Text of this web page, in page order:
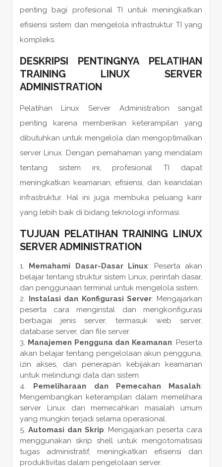
penting bagi profesional TI untuk meningkatkan
efisiensi sistem dan mengelola infrastruktur TI yang
kompleks.
DESKRIPSI PENTINGNYA PELATIHAN
TRAINING LINUX SERVER
ADMINISTRATION
Pelatihan Linux Server Administration sangat
penting karena memberikan keterampilan yang
dibutuhkan untuk mengelola dan mengoptimalkan
server Linux. Dengan pemahaman yang mendalam
tentang sistem ini, profesional TI dapat
meningkatkan keamanan, efisiensi, dan keandalan
infrastruktur. Hal ini juga membuka peluang karir
yang lebih baik di bidang teknologi informasi.
TUJUAN PELATIHAN TRAINING LINUX
SERVER ADMINISTRATION
Memahami Dasar-Dasar Linux: Peserta akan
belajar tentang struktur sistem Linux, perintah dasar,
dan penggunaan terminal untuk mengelola sistem.
Instalasi dan Konfigurasi Server: Mengajarkan
peserta cara menginstal dan mengkonfigurasi
berbagai jenis server, termasuk web server,
database server, dan file server.
Manajemen Pengguna dan Keamanan: Peserta
akan belajar tentang pengelolaan akun pengguna,
izin akses, dan penerapan kebijakan keamanan
untuk melindungi data dan sistem.
Pemeliharaan dan Pemecahan Masalah:
Mengembangkan keterampilan dalam memelihara
server Linux dan memecahkan masalah umum
yang mungkin terjadi selama operasional.
Automasi dan Skrip: Mengajarkan peserta cara
menggunakan skrip shell untuk mengotomatisasi
tugas administratif, meningkatkan efisiensi dan
produktivitas dalam pengelolaan server.